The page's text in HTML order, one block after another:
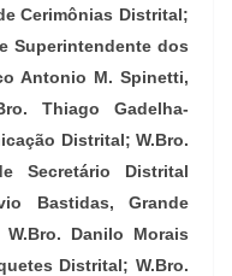
Cerimônias Distrital;
Superintendente dos
Antonio M. Spinetti,
Thiago Gadelha-
Distrital; W.Bro.
Secretário Distrital
Bastidas, Grande
Danilo Morais
Distrital; W.Bro.